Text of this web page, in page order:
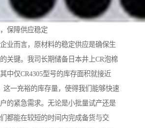
保障供应稳定
业而言，原材料的稳定供应是确保生
关键。我司长期储备日本井上CR泡棉
中仅CR4305型号的库存面积就接近
这一充裕的库存量，使得我们能够快速
的紧急需求。无论是小批量试产还是
都能在较短的时间内完成备货与交